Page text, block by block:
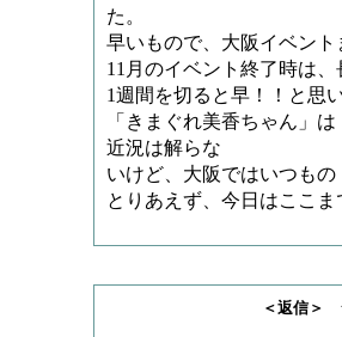
た。
早いもので、大阪イベン
11月のイベント終了時は
1週間を切ると早！！と思
「きまぐれ美香ちゃん」
近況は解らな
いけど、大阪ではいつも
とりあえず、今日はここ
＜返信＞ ジャリゴ